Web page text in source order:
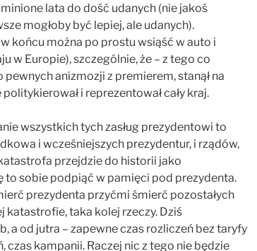
lata do dość udanych (nie jakoś
mogłoby być lepiej, ale udanych).
końcu można po prostu wsiąść w auto i
w Europie), szczególnie, że – z tego co
anizmozji z premierem, stanął na
i reprezentował cały kraj.
wszystkich tych zasług prezydentowi to
i wcześniejszych prezydentur, i rządów,
przejdzie do historii jako
to sobie podpiąć w pamięci pod prezydenta.
prezydenta przyćmi śmierć pozostałych
katastrofie, taka kolej rzeczy. Dziś
a od jutra – zapewne czas rozliczeń bez taryfy
czas kampanii. Raczej nic z tego nie będzie